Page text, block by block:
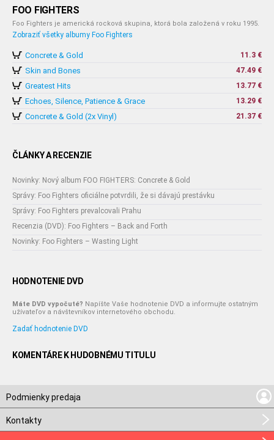
FOO FIGHTERS
Foo Fighters je americká rocková skupina, ktorá bola založená v roku 1995.
Zobraziť všetky albumy Foo Fighters
Concrete & Gold 11.3 €
Skin and Bones 47.49 €
Greatest Hits 13.77 €
Echoes, Silence, Patience & Grace 13.29 €
Concrete & Gold (2x Vinyl) 21.37 €
ČLÁNKY A RECENZIE
Novinky: Nový album FOO FIGHTERS: Concrete & Gold
Správy: Foo Fighters oficiálne potvrdili, že si dávajú prestávku
Správy: Foo Fighters prevalcovali Prahu
Recenzia (DVD): Foo Fighters – Back and Forth
Novinky: Foo Fighters – Wasting Light
HODNOTENIE DVD
Máte DVD vypočuté? Napíšte Vaše hodnotenie DVD a informujte ostatným
užívateľov a návštevníkov internetového obchodu.
Zadať hodnotenie DVD
KOMENTÁRE K HUDOBNÉMU TITULU
Podmienky predaja
Kontakty